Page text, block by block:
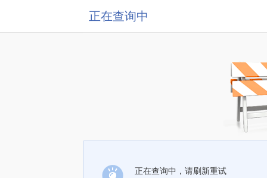
正在查询中
正在查询中，请刷新重试